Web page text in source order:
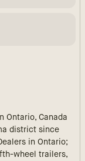
Ontario, Canada
district since
in Ontario;
wheel trailers,